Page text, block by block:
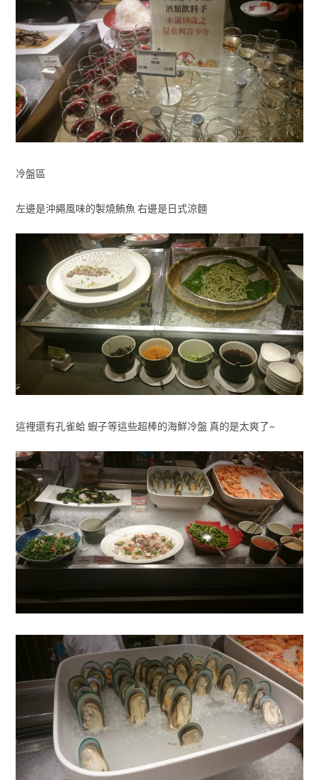
冷盤區
左邊是沖繩風味的製燒鮪魚 右邊是日式涼麵
這裡還有孔雀蛤 蝦子等這些超棒的海鮮冷盤 真的是太爽了~